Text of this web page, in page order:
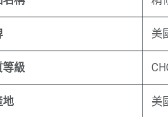
美
等級
地 美